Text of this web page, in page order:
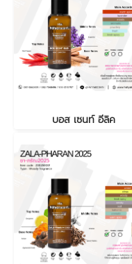
บอส เซนท์ อีลิค